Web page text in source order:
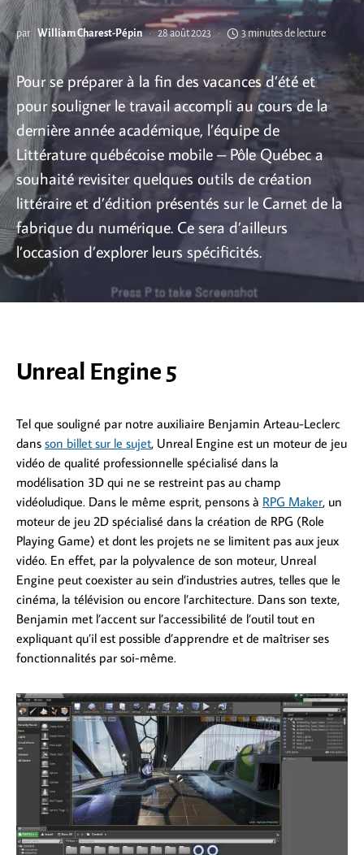
par William Charest-Pépin 28 août 2023 3 minutes de lecture
Pour se préparer à la fin des vacances d’été et
pour souligner le travail accompli au cours de la
dernière année académique, l’équipe de
Littérature québécoise mobile – Pôle Québec a
souhaité revisiter quelques outils de création
littéraire et d’édition présentés sur le Carnet de la
fabrique du numérique. Ce sera d’ailleurs
l’occasion d’explorer leurs spécificités.
Unreal Engine 5
Tel que souligné par notre auxiliaire Benjamin Arteau-Leclerc
dans son billet sur le sujet, Unreal Engine est un moteur de jeu
vidéo de qualité professionnelle spécialisé dans la
modélisation 3D qui ne se restreint pas au champ
vidéoludique. Dans le même esprit, pensons à RPG Maker, un
moteur de jeu 2D spécialisé dans la création de RPG (Role
Playing Game) et dont les projets ne se limitent pas aux jeux
vidéo. En effet, par la polyvalence de son moteur, Unreal
Engine peut coexister au sein d’industries autres, telles que le
cinéma, la télévision ou encore l’architecture. Dans son texte,
Benjamin met l’accent sur l’accessibilité de l’outil tout en
expliquant qu’il est possible d’apprendre et de maîtriser ses
fonctionnalités par soi-même.